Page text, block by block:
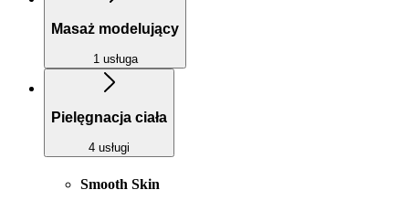
Masaż modelujący
1 usługa
Pielęgnacja ciała
4 usługi
Smooth Skin